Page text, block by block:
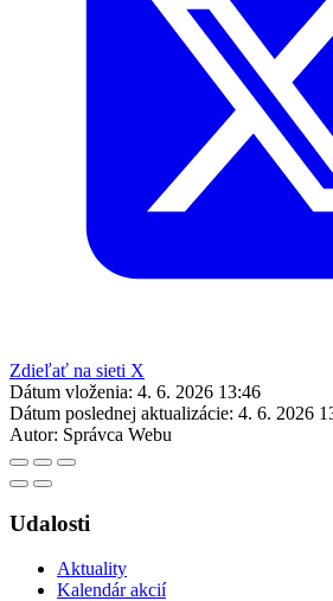
Zdieľať na sieti X
Dátum vloženia: 4. 6. 2026 13:46
Dátum poslednej aktualizácie: 4. 6. 2026
Autor: Správca Webu
Udalosti
Aktuality
Kalendár akcií